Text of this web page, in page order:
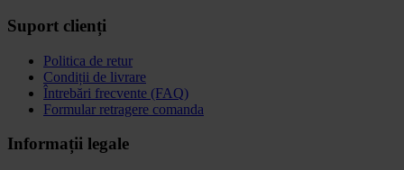
Suport clienți
Politica de retur
Condiții de livrare
Întrebări frecvente (FAQ)
Formular retragere comanda
Informații legale